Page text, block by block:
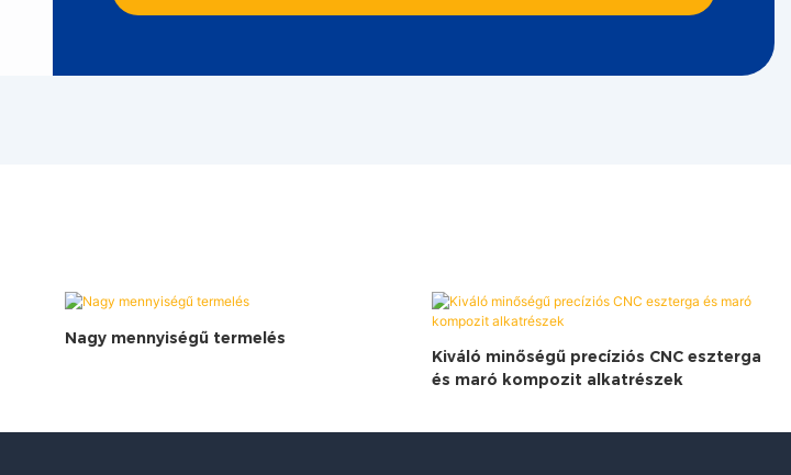
Nagy mennyiségű termelés
Kiváló minőségű precíziós CNC eszterga
és maró kompozit alkatrészek